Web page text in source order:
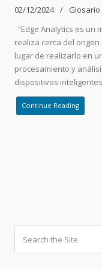
02/12/2024
Glosario
“Edge Analytics es un
realiza cerca del origen
lugar de realizarlo en
procesamiento y
dispositivos
Continue Reading